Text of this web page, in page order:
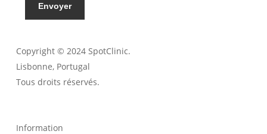
Envoyer
Copyright © 2024 SpotClinic.
Lisbonne, Portugal
Tous droits réservés.
Information